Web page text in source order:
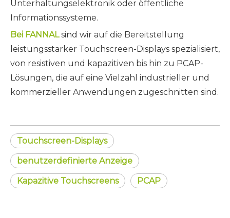
Unterhaltungselektronik oder öffentliche
Informationssysteme.
Bei FANNALsind wir auf die Bereitstellung
leistungsstarker Touchscreen-Displays spezialisiert,
von resistiven und kapazitiven bis hin zu PCAP-
Lösungen, die auf eine Vielzahl industrieller und
kommerzieller Anwendungen zugeschnitten sind.
Touchscreen-Displays
benutzerdefinierte Anzeige
Kapazitive Touchscreens PCAP